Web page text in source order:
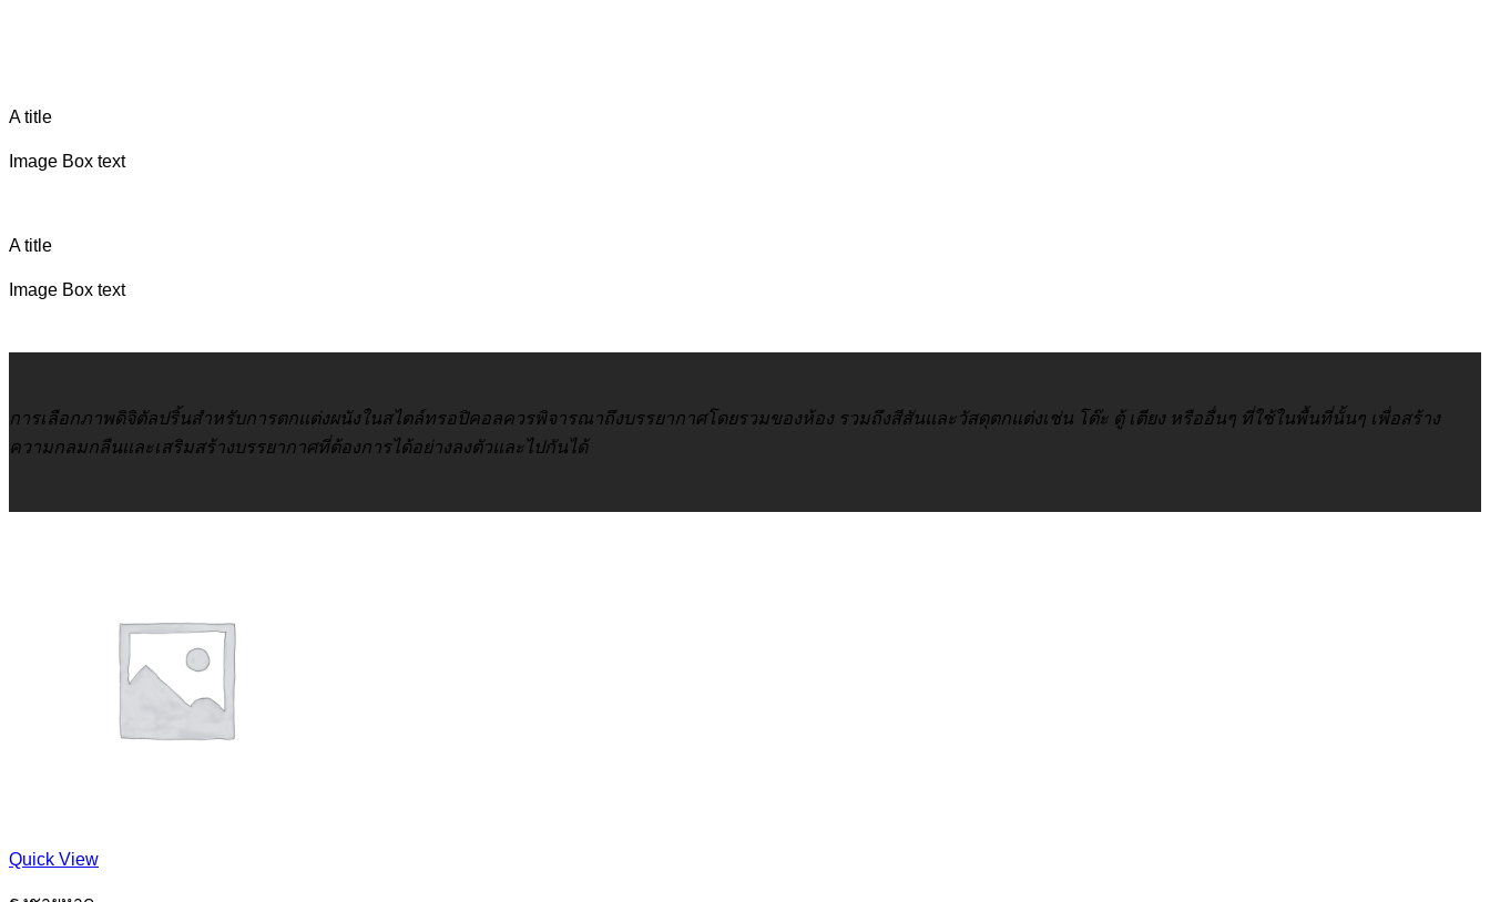
A title
Image Box text
A title
Image Box text
การเลือกภาพดิจิตัลปริ้นสำหรับการตกแต่งผนังในสไตล์ทรอปิคอลควรพิจารณาถึงบรรยากาศโดยรวมของห้อง รวมถึงสีสันและวัสดุตกแต่งเช่น โต๊ะ ตู้ เตียง หรืออื่นๆ ที่ใช้ในพื้นที่นั้นๆ เพื่อสร้าง
ความกลมกลืนและเสริมสร้างบรรยากาศที่ต้องการได้อย่างลงตัวและไปกันได้
Quick View